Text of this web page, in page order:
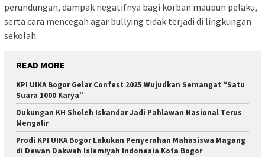
perundungan, dampak negatifnya bagi korban maupun pelaku,
serta cara mencegah agar bullying tidak terjadi di lingkungan
sekolah.
READ MORE
KPI UIKA Bogor Gelar Confest 2025 Wujudkan Semangat “Satu
Suara 1000 Karya”
Dukungan KH Sholeh Iskandar Jadi Pahlawan Nasional Terus
Mengalir
Prodi KPI UIKA Bogor Lakukan Penyerahan Mahasiswa Magang
di Dewan Dakwah Islamiyah Indonesia Kota Bogor